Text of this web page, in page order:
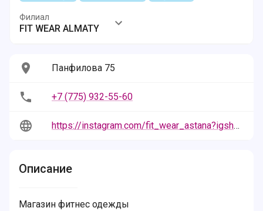
Филиал
FIT WEAR ALMATY
Панфилова 75
+7 (775) 932-55-60
https://instagram.com/fit_wear_astana?igshid=YTQwZjQ0NmI0OA%3D%3D&utm_source=qr
Описание
Магазин фитнес одежды